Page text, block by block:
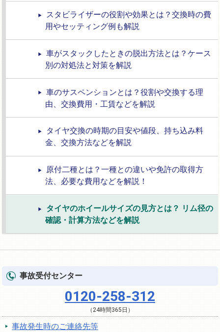
スタビライザーの役割や効果とは？交換時の費
用やセッティング例も解説
車がスタックしたときの脱出方法とは？ケース
別の対処法と対策を解説
車のサスペンションとは？役割や交換する理
由、交換費用・工賃などを解説
タイヤ交換の時期の目安や値段、持ち込み料
金、交換方法などを解説
原付二種とは？一種との違いや免許の取得方
法、必要な費用などを解説！
タイヤのホイールサイズの見方とは？ リム径の
確認・計算方法などを解説
事故受付センター
0120-258-312
（24時間365日）
事故発生時のご連絡先等